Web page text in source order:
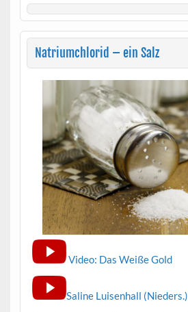
Natriumchlorid – ein Salz
Video: Das Weiße Gold
Saline Luisenhall (Nieders.)